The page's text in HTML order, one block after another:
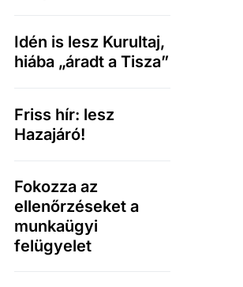
Idén is lesz Kurultaj,
hiába „áradt a Tisza”
Friss hír: lesz
Hazajáró!
Fokozza az
ellenőrzéseket a
munkaügyi
felügyelet